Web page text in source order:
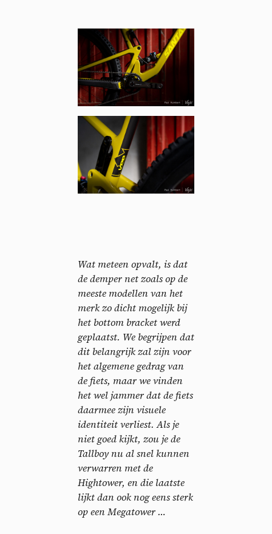
Wat meteen opvalt, is dat
de demper net zoals op de
meeste modellen van het
merk zo dicht mogelijk bij
het bottom bracket werd
geplaatst. We begrijpen dat
dit belangrijk zal zijn voor
het algemene gedrag van
de fiets, maar we vinden
het wel jammer dat de fiets
daarmee zijn visuele
identiteit verliest. Als je
niet goed kijkt, zou je de
Tallboy nu al snel kunnen
verwarren met de
Hightower, en die laatste
lijkt dan ook nog eens sterk
op een Megatower …